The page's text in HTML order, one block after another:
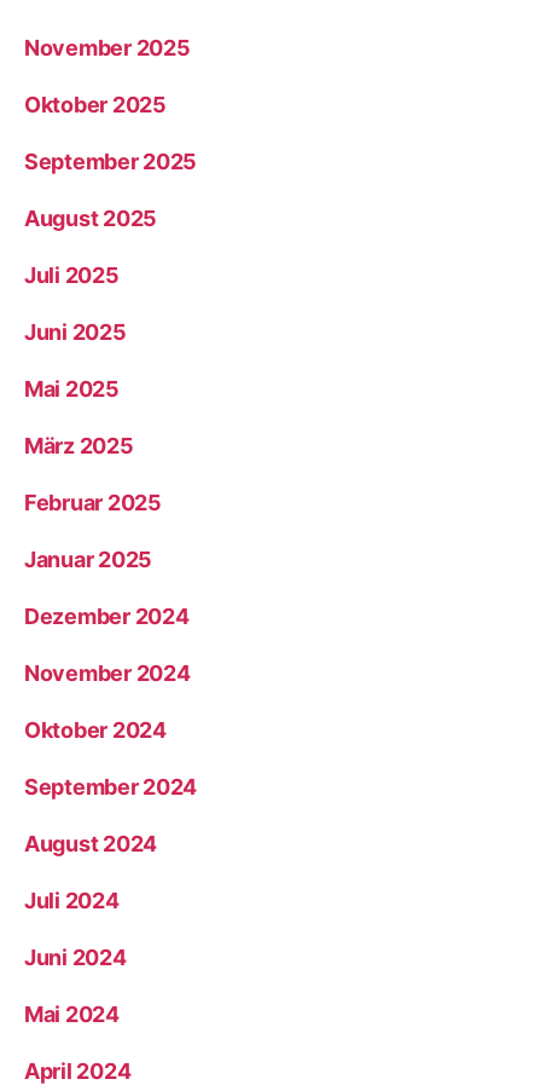
November 2025
Oktober 2025
September 2025
August 2025
Juli 2025
Juni 2025
Mai 2025
März 2025
Februar 2025
Januar 2025
Dezember 2024
November 2024
Oktober 2024
September 2024
August 2024
Juli 2024
Juni 2024
Mai 2024
April 2024